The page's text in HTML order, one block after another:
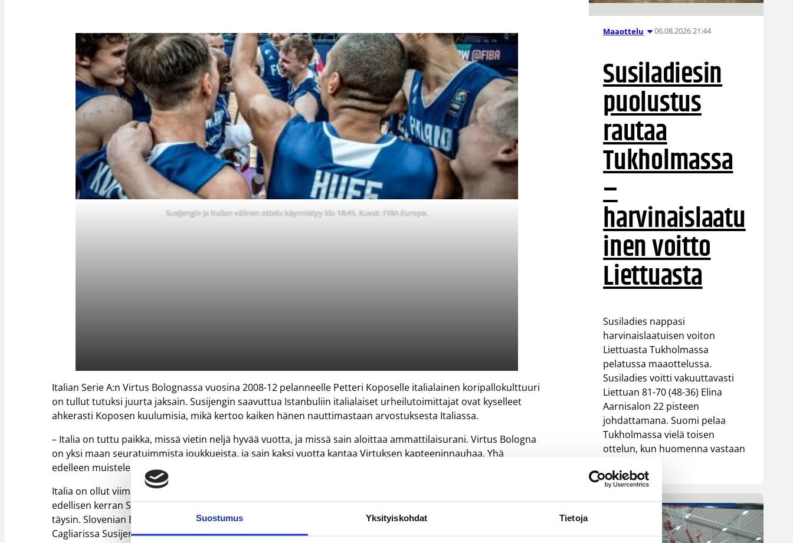
Suostumus Yksityiskohdat Tietoja
Susijengin ja Italian välinen ottelu käynnistyy klo 18:45. Kuvat: FIBA Europe.
Italian Serie A:n Virtus Bolognassa vuosina 2008-12 pelanneelle Petteri Koposelle italialainen koripallokulttuuri
on tullut tutuksi juurta jaksain. Susijengin saavuttua Istanbuliin italialaiset urheilutoimittajat ovat kyselleet
ahkerasti Koposen kuulumisia, mikä kertoo kaiken hänen nauttimastaan arvostuksesta Italiassa.
– Italia on tuttu paikka, missä vietin neljä hyvää vuotta, ja missä sain aloittaa ammattilaisurani. Virtus Bologna
on yksi maan seuratuimmista joukkueista, ja sain kaksi vuotta kantaa Virtuksen kapteeninnauhaa. Yhä
edelleen muistelen Italian vuosiani lämmöllä, Koponen kertoo suhteestaan Italiaan.
Italia on ollut viimeisen vuosikymmenen ajan Susijengille hankala vastus. EM-kisatasolla joukkueet kohtasivat
edellisen kerran Sloveniassa 2013, jolloin Italian takakentän pallonpaine sakkautti Suomen hyökkäyspelin
täysin. Slovenian EM-kisoista on kuitenkin vierähtänyt neljä vuotta, ja vaikka Italia kaatoi kolme viikkoa sitten
Cagliarissa Susijengin kahdesti, on Koponen luottavainen.
Maaottelu 06.08.2026 21:44
Susiladiesin
puolustus
rautaa
Tukholmassa
–
harvinaislaatu
inen voitto
Liettuasta
Susiladies nappasi
harvinaislaatuisen voiton
Liettuasta Tukholmassa
pelatussa maaottelussa.
Susiladies voitti vakuuttavasti
Liettuan 81-70 (48-36) Elina
Aarnisalon 22 pisteen
johdattamana. Suomi pelaa
Tukholmassa vielä toisen
ottelun, kun huomenna vastaan